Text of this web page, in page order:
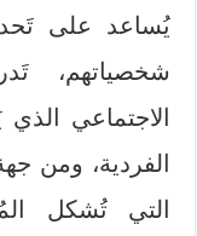
يُساعد على
شخصياتهم،
الاجتماعي
الفردية، ومن
التي تُشكل